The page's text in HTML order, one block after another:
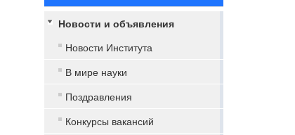
Новости и объявления
Новости Института
В мире науки
Поздравления
Конкурсы вакансий